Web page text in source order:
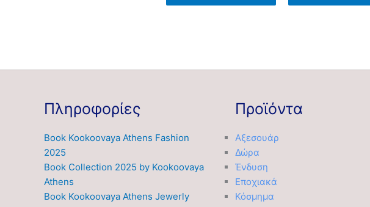
Πληροφορίες
Book Kookoovaya Athens Fashion
2025
Book Collection 2025 by Kookoovaya
Athens
Book Kookoovaya Athens Jewerly
Προϊόντα
Αξεσουάρ
Δώρα
Ένδυση
Εποχιακά
Κόσμημα